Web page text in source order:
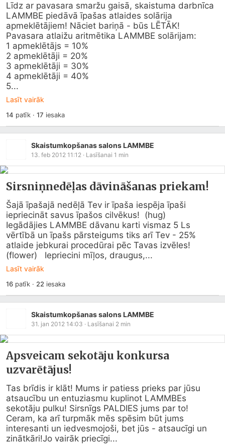
Līdz ar pavasara smaržu gaisā, skaistuma darbnīca
LAMMBE piedāvā īpašas atlaides solārija
apmeklētājiem! Nāciet bariņā - būs LĒTĀK!
Pavasara atlaižu aritmētika LAMMBE solārijam:
1 apmeklētājs = 10%
2 apmeklētāji = 20%
3 apmeklētāji = 30%
4 apmeklētāji = 40%
5...
Lasīt vairāk
14 patīk · 17 iesaka
Skaistumkopšanas salons LAMMBE
13. feb 2012 11:12 · Lasīšanai 1 min
Sirsniņnedēļas dāvināšanas priekam!
Šajā īpašajā nedēļā Tev ir īpaša iespēja īpaši
iepriecināt savus īpašos cilvēkus!  (hug)
Iegādājies LAMMBE dāvanu karti vismaz 5 Ls
vērtībā un īpašs pārsteigums tiks arī Tev - 25%
atlaide jebkurai procedūrai pēc Tavas izvēles!
(flower)   Iepriecini mīļos, draugus,...
Lasīt vairāk
16patīk · 22 iesaka
Skaistumkopšanas salons LAMMBE
31. jan 2012 14:03 · Lasīšanai 2 min
Apsveicam sekotāju konkursa
uzvarētājus!
Tas brīdis ir klāt! Mums ir patiess prieks par jūsu
atsaucību un entuziasmu kuplinot LAMMBEs
sekotāju pulku! Sirsnīgs PALDIES jums par to!
Ceram, ka arī turpmāk mēs spēsim būt jums
interesanti un iedvesmojoši, bet jūs - atsaucīgi un
zinātkāri!Jo vairāk priecīgi...